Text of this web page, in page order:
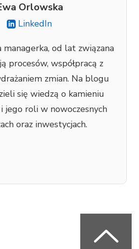
Orlowska
LinkedIn
managerka, od lat związana
procesów, współpracą z
zmian. Na blogu
się wiedzą o kamieniu
jego roli w nowoczesnych
oraz inwestycjach.